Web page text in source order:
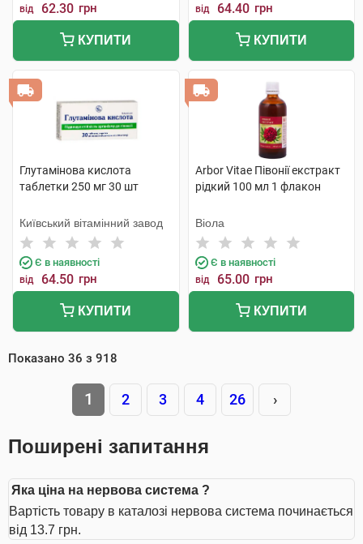
від 62.30 грн
КУПИТИ
від 64.40 грн
КУПИТИ
Глутамінова кислота
таблетки 250 мг 30 шт
Київський вітамінний завод
Є в наявності
від 64.50 грн
КУПИТИ
Arbor Vitae Півонії екстракт
рідкий 100 мл 1 флакон
Віола
Є в наявності
від 65.00 грн
КУПИТИ
Показано 36 з 918
1 2 3 4 26 ›
Поширені запитання
Яка ціна на нервова система ?
Вартість товару в каталозі нервова система починається
від 13.7 грн.